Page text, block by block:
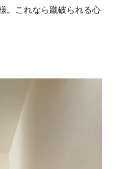
。これなら蹴破られる心